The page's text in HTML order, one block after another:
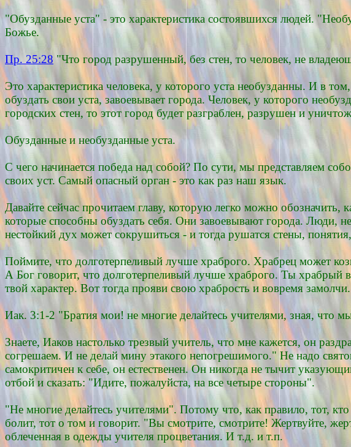
"Обузданные уста" - это характеристика состоявшихся людей.
Божье.
Пр. 25:28 "Что город разрушенный, без стен, то человек, не
Это характеристика человека, у которого уста необузданны. И в
обуздать свои уста, завоевывает города. Человек, у которого
городских стен, то этот город будет разграблен, разрушен и
Обузданные и необузданные уста.
С чего начинается победа над собой? По сути, мы представляем
своих уст. Самый опасный орган - это как раз наш язык.
Давайте сейчас прочитаем главу, которую легко можно
которые способны обуздать себя. Они завоевывают города. Люди,
нестойкий дух может сокрушиться - и тогда рушатся стены,
Поймите, что долготерпеливый лучше храброго. Храбрец может
А Бог говорит, что долготерпеливый лучше храброго. Ты храбрый
твой характер. Вот тогда прояви свою храбрость и вовремя замолчи.
Иак. 3:1-2 "Братия мои! не многие делайтесь учителями, зная,
Знаете, Иаков настолько трезвый учитель, что мне кажется, он
согрешаем. И не делай мину этакого непогрешимого." Не надо
самокритичен к себе, он естественен. Он никогда не тычит
отбой и сказать: "Идите, пожалуйста, на все четыре стороны".
"Не многие делайтесь учителями". Потому что, как правило, тот,
болит, тот о том и говорит. "Вы смотрите, смотрите! Жертвуйте,
облеченная в одежды учителя процветания. И т.д. и т.п.